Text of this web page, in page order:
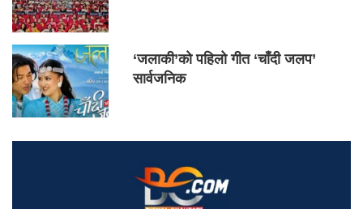
‘जलाकी’को पहिलो गीत ‘चाँदी जलप’
सार्वजनिक